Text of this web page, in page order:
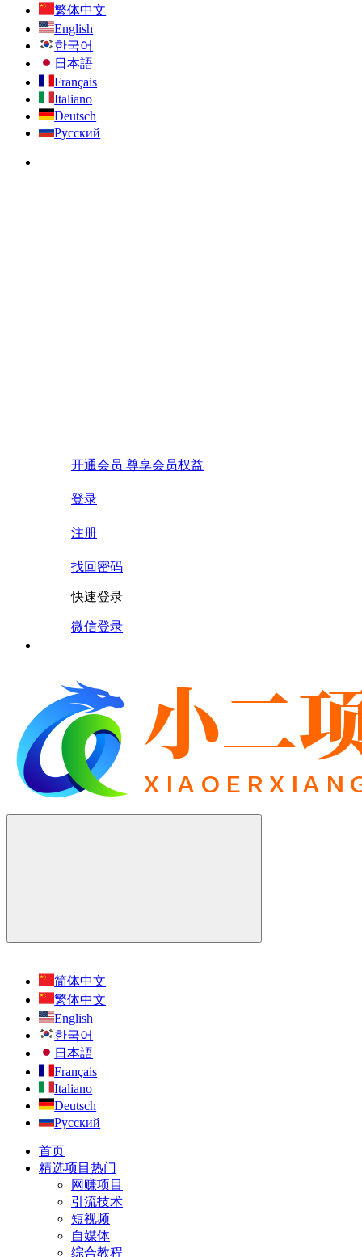
繁体中文
English
한국어
日本語
Français
Italiano
Deutsch
Русский
开通会员 尊享会员权益
登录
注册
找回密码
快速登录
微信登录
简体中文
繁体中文
English
한국어
日本語
Français
Italiano
Deutsch
Русский
首页
精选项目 热门
网赚项目
引流技术
短视频
自媒体
综合教程